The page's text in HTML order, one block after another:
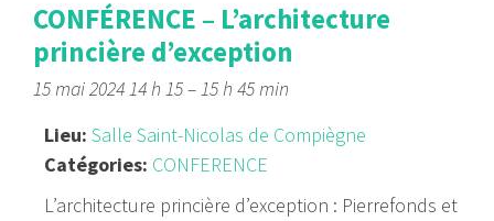
CONFÉRENCE – L’architecture
princière d’exception
15 mai 2024 14 h 15–15 h 45 min
Lieu: Salle Saint-Nicolas de Compiègne
Catégories: CONFERENCE
L’architecture princière d’exception : Pierrefonds et